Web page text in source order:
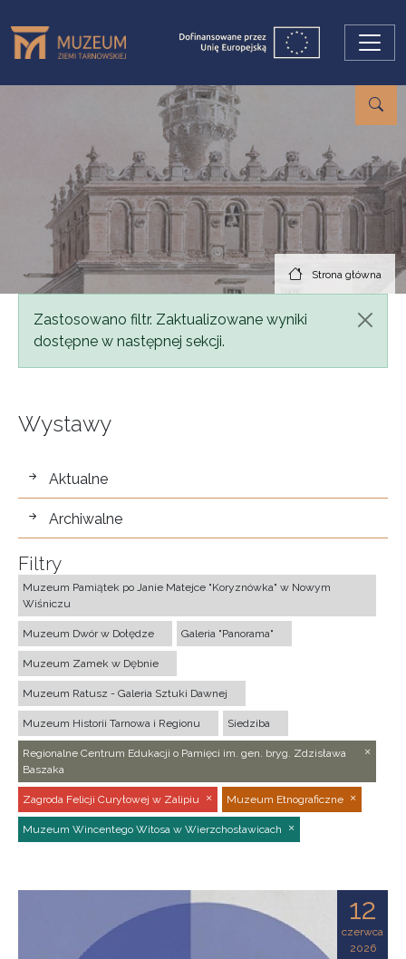
Strona główna
Komunikat
Zastosowano filtr. Zaktualizowane wyniki
dostępne w następnej sekcji.
Wystawy
wystawy
Aktualne
Archiwalne
Filtry
Muzeum Pamiątek po Janie Matejce "Koryznówka" w Nowym
Wiśniczu
Muzeum Dwór w Dołędze Galeria "Panorama"
Muzeum Zamek w Dębnie
Muzeum Ratusz - Galeria Sztuki Dawnej
Muzeum Historii Tarnowa i Regionu Siedziba
Regionalne Centrum Edukacji o Pamięci im. gen. bryg. Zdzisława
Baszaka
Zagroda Felicji Curyłowej w Zalipiu Muzeum Etnograficzne
Muzeum Wincentego Witosa w Wierzchosławicach
12
czerwca
2026